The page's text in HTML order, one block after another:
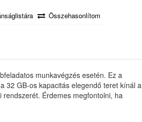
Összehasonlítom
munkavégzés esetén. Ez a
32 GB-os kapacitás elegendő teret kínál a
Érdemes megfontolni, ha